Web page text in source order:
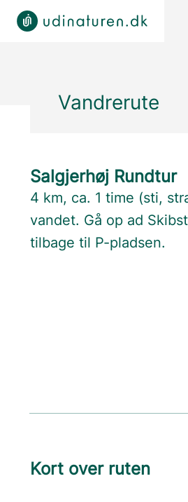
Vandrerute
Salgjerhøj Rundtur
4 km, ca. 1 time (sti,
vandet. Gå op ad
tilbage til P-pladsen.
Kort over ruten